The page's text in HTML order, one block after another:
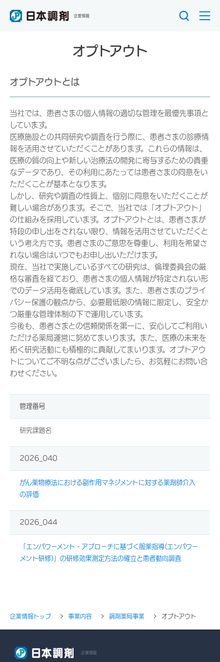
企業情報
オプトアウト
オプトアウトとは
当社では、患者さまの個人情報の適切な管理を最優先事項と
しています。
医療施設との共同研究や調査を行う際に、患者さまの診療情
報を活用させていただくことがあります。これらの情報は、
医療の質の向上や新しい治療法の開発に寄与するための貴重
なデータであり、その利用にあたっては患者さまの同意をい
ただくことが基本となります。
しかし、研究や調査の性質上、個別に同意をいただくことが
難しい場合があります。そこで、当社では「オプトアウト」
の仕組みを採用しています。オプトアウトとは、患者さまが
特段の申し出をされない限り、情報を活用させていただくと
いう考え方です。患者さまのご意思を尊重し、利用を希望さ
れない場合はいつでもお申し出いただけます。
現在、当社で実施しているすべての研究は、倫理委員会の厳
格な審査を経ており、患者さまの個人情報が特定されない形
でのデータ活用を徹底しています。また、患者さまのプライ
バシー保護の観点から、必要最低限の情報に限定し、安全か
つ厳重な管理体制の下で運用しています。
今後も、患者さまとの信頼関係を第一に、安心してご利用い
ただける薬局運営に努めてまいります。また、医療の未来を
拓く研究活動にも積極的に貢献してまいります。オプトアウ
トについてご不明な点がございましたら、お気軽にお問い合
わせください。
管理番号
研究課題名
2026_040
がん薬物療法における副作用マネジメントに対する薬剤師介入
の評価
2026_044
「エンパワーメント・アプローチに基づく服薬指導(エンパワー
メント研修)」の研修効果測定方法の確立と患者動向調査
企業情報トップ 事業内容 調剤薬局事業 オプトアウト
企業情報